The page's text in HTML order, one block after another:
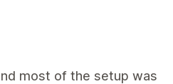
most of the setup was